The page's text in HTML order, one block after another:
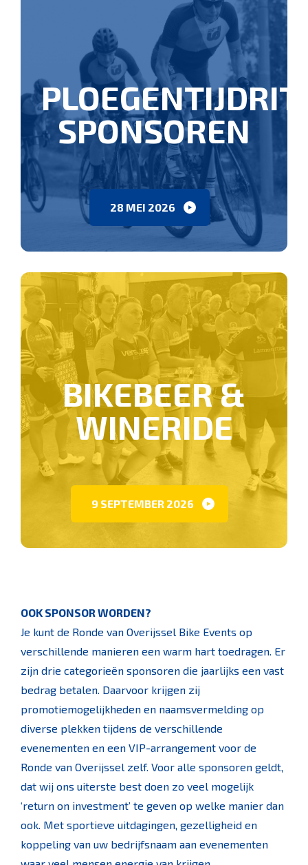
PLOEGENTIJDRIT
SPONSOREN
28 MEI 2026
BIKEBEER &
WINERIDE
9 SEPTEMBER 2026
OOK SPONSOR WORDEN?
Je kunt de Ronde van Overijssel Bike Events op
verschillende manieren een warm hart toedragen. Er
zijn drie categorieën sponsoren die jaarlijks een vast
bedrag betalen. Daarvoor krijgen zij
promotiemogelijkheden en naamsvermelding op
diverse plekken tijdens de verschillende
evenementen en een VIP-arrangement voor de
Ronde van Overijssel zelf. Voor alle sponsoren geldt,
dat wij ons uiterste best doen zo veel mogelijk
‘return on investment’ te geven op welke manier dan
ook. Met sportieve uitdagingen, gezelligheid en
koppeling van uw bedrijfsnaam aan evenementen